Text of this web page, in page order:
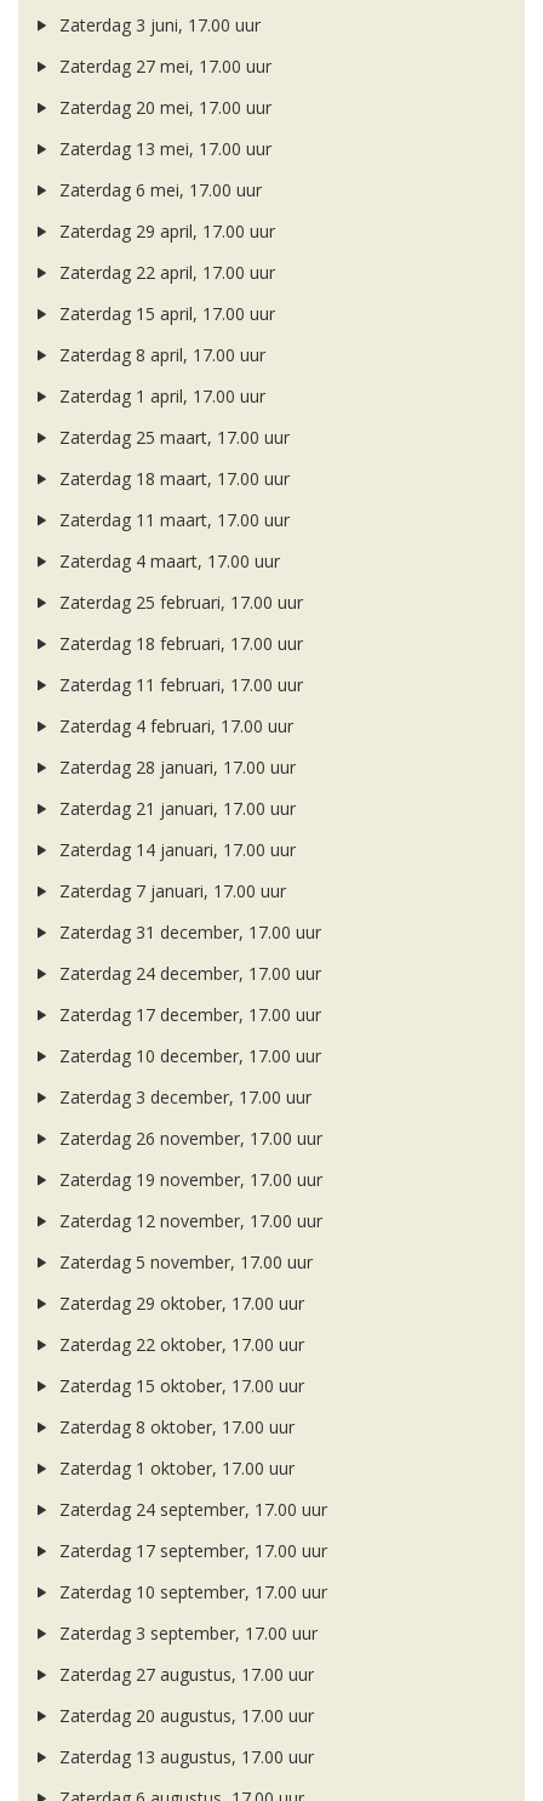
Zaterdag 3 juni, 17.00 uur
Zaterdag 27 mei, 17.00 uur
Zaterdag 20 mei, 17.00 uur
Zaterdag 13 mei, 17.00 uur
Zaterdag 6 mei, 17.00 uur
Zaterdag 29 april, 17.00 uur
Zaterdag 22 april, 17.00 uur
Zaterdag 15 april, 17.00 uur
Zaterdag 8 april, 17.00 uur
Zaterdag 1 april, 17.00 uur
Zaterdag 25 maart, 17.00 uur
Zaterdag 18 maart, 17.00 uur
Zaterdag 11 maart, 17.00 uur
Zaterdag 4 maart, 17.00 uur
Zaterdag 25 februari, 17.00 uur
Zaterdag 18 februari, 17.00 uur
Zaterdag 11 februari, 17.00 uur
Zaterdag 4 februari, 17.00 uur
Zaterdag 28 januari, 17.00 uur
Zaterdag 21 januari, 17.00 uur
Zaterdag 14 januari, 17.00 uur
Zaterdag 7 januari, 17.00 uur
Zaterdag 31 december, 17.00 uur
Zaterdag 24 december, 17.00 uur
Zaterdag 17 december, 17.00 uur
Zaterdag 10 december, 17.00 uur
Zaterdag 3 december, 17.00 uur
Zaterdag 26 november, 17.00 uur
Zaterdag 19 november, 17.00 uur
Zaterdag 12 november, 17.00 uur
Zaterdag 5 november, 17.00 uur
Zaterdag 29 oktober, 17.00 uur
Zaterdag 22 oktober, 17.00 uur
Zaterdag 15 oktober, 17.00 uur
Zaterdag 8 oktober, 17.00 uur
Zaterdag 1 oktober, 17.00 uur
Zaterdag 24 september, 17.00 uur
Zaterdag 17 september, 17.00 uur
Zaterdag 10 september, 17.00 uur
Zaterdag 3 september, 17.00 uur
Zaterdag 27 augustus, 17.00 uur
Zaterdag 20 augustus, 17.00 uur
Zaterdag 13 augustus, 17.00 uur